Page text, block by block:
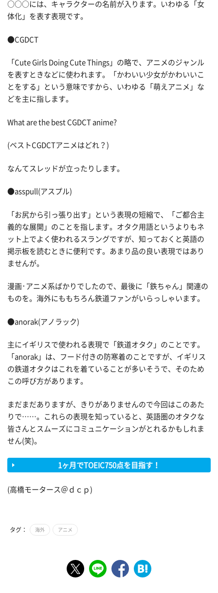
○○○には、キャラクターの名前が入ります。いわゆる「女
体化」を表す表現です。
●CGDCT
「Cute Girls Doing Cute Things」の略で、アニメのジャンル
を表すときなどに使われます。「かわいい少女がかわいいこ
とをする」という意味ですから、いわゆる「萌えアニメ」な
どを主に指します。
What are the best CGDCT anime?
(ベストCGDCTアニメはどれ？)
なんてスレッドが立ったりします。
●asspull(アスプル)
「お尻から引っ張り出す」という表現の短縮で、「ご都合主
義的な展開」のことを指します。オタク用語というよりもネ
ット上でよく使われるスラングですが、知っておくと英語の
掲示板を読むときに便利です。あまり品の良い表現ではあり
ませんが。
漫画･アニメ系ばかりでしたので、最後に「鉄ちゃん」関連の
ものを。海外にももちろん鉄道ファンがいらっしゃいます。
●anorak(アノラック)
主にイギリスで使われる表現で「鉄道オタク」のことです。
「anorak」は、フード付きの防寒着のことですが、イギリス
の鉄道オタクはこれを着ていることが多いそうで、そのため
この呼び方があります。
まだまだありますが、きりがありませんので今回はこのあた
りで……。これらの表現を知っていると、英語圏のオタクな
皆さんとスムーズにコミュニケーションがとれるかもしれま
せん(笑)。
1ヶ月でTOEIC750点を目指す！
(高橋モータース＠ｄｃｐ)
タグ： 海外 アニメ